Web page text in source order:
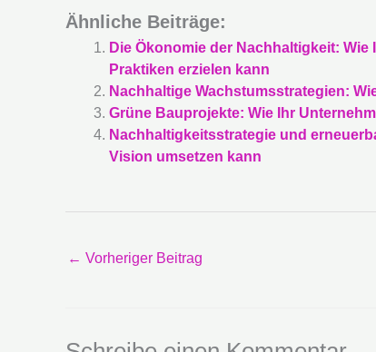
Ähnliche Beiträge:
Die Ökonomie der Nachhaltigkeit:
Praktiken erzielen kann
Nachhaltige Wachstumsstrategien:
Grüne Bauprojekte: Wie Ihr
Nachhaltigkeitsstrategie und
Vision umsetzen kann
← Vorheriger Beitrag